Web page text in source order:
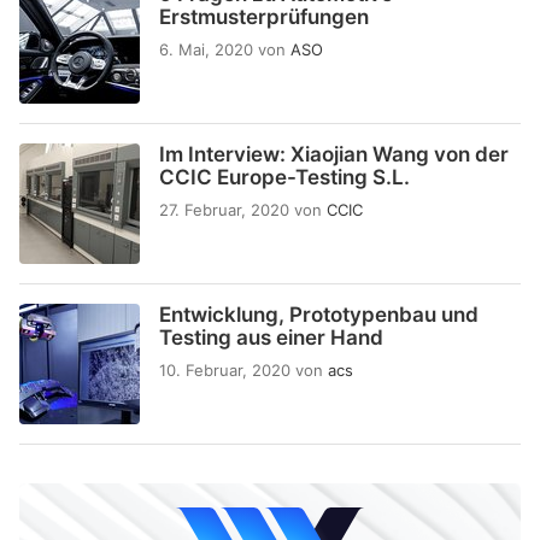
Erstmusterprüfungen
6. Mai, 2020 von ASO
Im Interview: Xiaojian Wang von der
CCIC Europe-Testing S.L.
27. Februar, 2020 von CCIC
Entwicklung, Prototypenbau und
Testing aus einer Hand
10. Februar, 2020 von acs